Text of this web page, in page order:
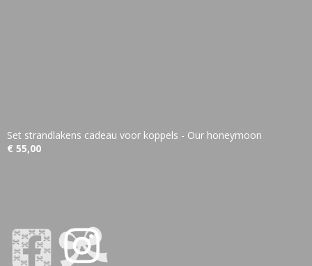
Set strandlakens cadeau voor koppels - Our honeymoon
€ 55,00